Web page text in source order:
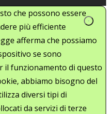
che possono essere
più efficiente
afferma che possiamo
se sono
il funzionamento di questo
abbiamo bisogno del
diversi tipi di
da servizi di terze